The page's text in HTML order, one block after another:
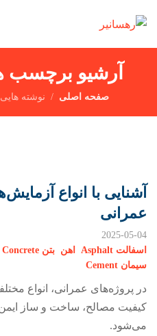
آرشیو برچسب
صفحه اصلی نوشته
آشنایی با انواع
عمرانی
2025-05-04
آسفالت Asphalt
اهن بتن Concrete
سیمان Cement
در پروژه‌های عمرانی، انواع
کیفیت مصالح، ساخت و ساز ایمن
می‌شود.